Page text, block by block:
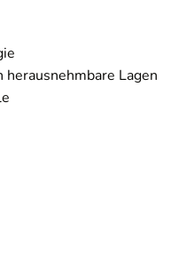
Lagen